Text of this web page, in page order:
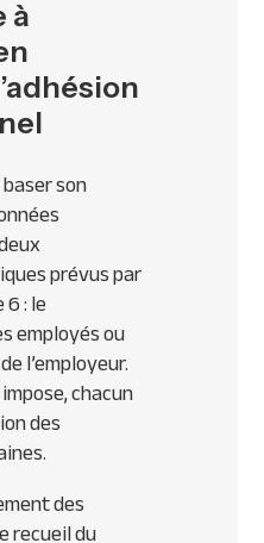
à
son
prévus par
: le
employés ou
l’employeur.
chacun
des
des
recueil du